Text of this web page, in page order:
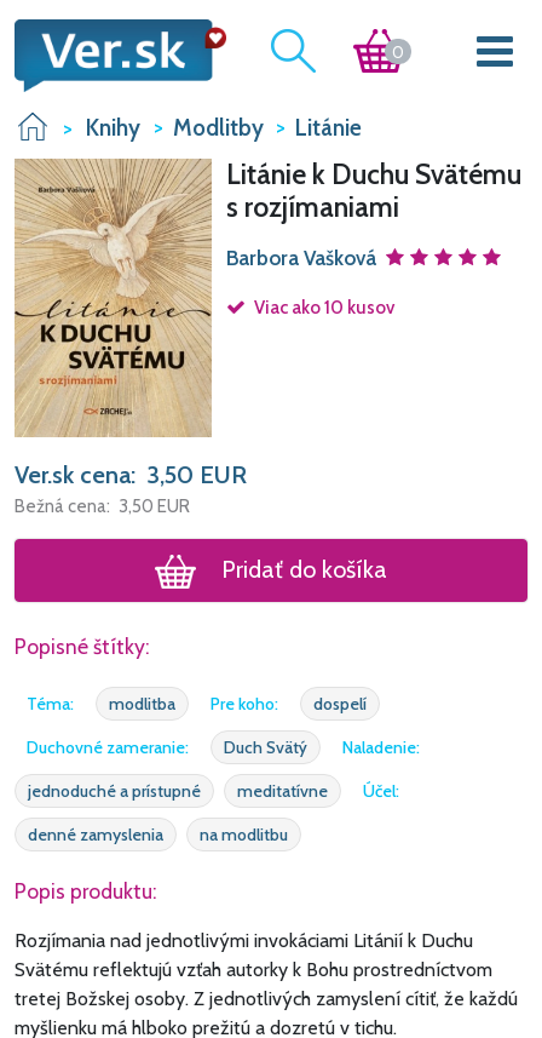
0
Knihy Modlitby Litánie
Litánie k Duchu Svätému
s rozjímaniami
Barbora Vašková
Viac ako 10 kusov
Ver.sk cena: 3,50 EUR
Bežná cena: 3,50 EUR
Pridať do košíka
Popisné štítky:
Téma: modlitba Pre koho:
dospelí
Duchovné zameranie:
Duch Svätý
Naladenie:
jednoduché a prístupné
meditatívne
Účel:
denné zamyslenia
na modlitbu
Popis produktu:
Rozjímania nad jednotlivými invokáciami Litánií k Duchu
Svätému reflektujú vzťah autorky k Bohu prostredníctvom
tretej Božskej osoby. Z jednotlivých zamyslení cítiť, že každú
myšlienku má hlboko prežitú a dozretú v tichu.